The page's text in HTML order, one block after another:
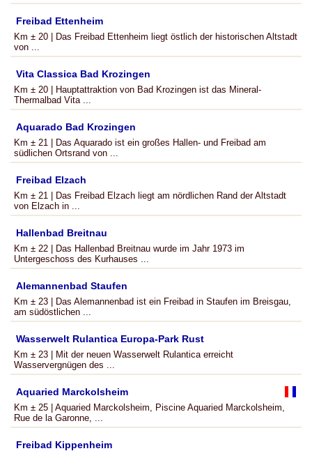
Freibad Ettenheim
Km ± 20 | Das Freibad Ettenheim liegt östlich der historischen Altstadt
von ...
Vita Classica Bad Krozingen
Km ± 20 | Hauptattraktion von Bad Krozingen ist das Mineral-
Thermalbad Vita ...
Aquarado Bad Krozingen
Km ± 21 | Das Aquarado ist ein großes Hallen- und Freibad am
südlichen Ortsrand von ...
Freibad Elzach
Km ± 21 | Das Freibad Elzach liegt am nördlichen Rand der Altstadt
von Elzach in ...
Hallenbad Breitnau
Km ± 22 | Das Hallenbad Breitnau wurde im Jahr 1973 im
Untergeschoss des Kurhauses ...
Alemannenbad Staufen
Km ± 23 | Das Alemannenbad ist ein Freibad in Staufen im Breisgau,
am südöstlichen ...
Wasserwelt Rulantica Europa-Park Rust
Km ± 23 | Mit der neuen Wasserwelt Rulantica erreicht
Wasservergnügen des ...
Aquaried Marckolsheim
Km ± 25 | Aquaried Marckolsheim, Piscine Aquaried Marckolsheim,
Rue de la Garonne, ...
Freibad Kippenheim